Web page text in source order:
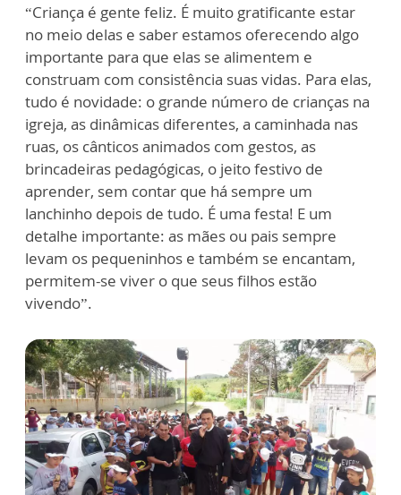
“Criança é gente feliz. É muito gratificante estar
no meio delas e saber estamos oferecendo algo
importante para que elas se alimentem e
construam com consistência suas vidas. Para elas,
tudo é novidade: o grande número de crianças na
igreja, as dinâmicas diferentes, a caminhada nas
ruas, os cânticos animados com gestos, as
brincadeiras pedagógicas, o jeito festivo de
aprender, sem contar que há sempre um
lanchinho depois de tudo. É uma festa! E um
detalhe importante: as mães ou pais sempre
levam os pequeninhos e também se encantam,
permitem-se viver o que seus filhos estão
vivendo”.